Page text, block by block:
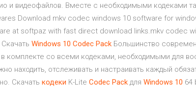
и видеофайлов. Вместе с необходимыми кодеками
Download mkv codec windows 10 software for
at softpaz with fast direct download links.mkv codec
Windows 10 Codec Pack Большинство
комплекте со всеми кодеками, необходимыми для
находить, отслеживать и настраивать каждый
Скачать кодеки K-Lite Codec Pack для Windows 10 64